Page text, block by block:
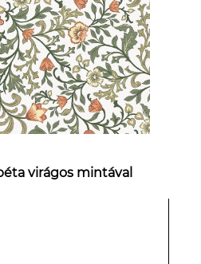
virágos mintával